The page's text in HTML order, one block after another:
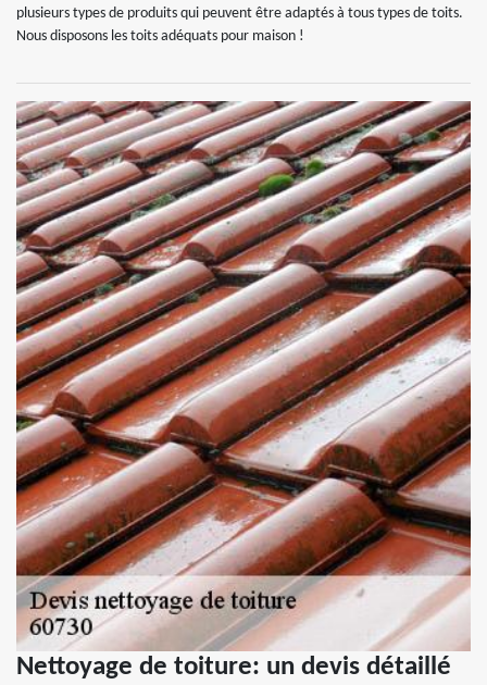
plusieurs types de produits qui peuvent être adaptés à tous types de toits.
Nous disposons les toits adéquats pour maison !
Nettoyage de toiture: un devis détaillé